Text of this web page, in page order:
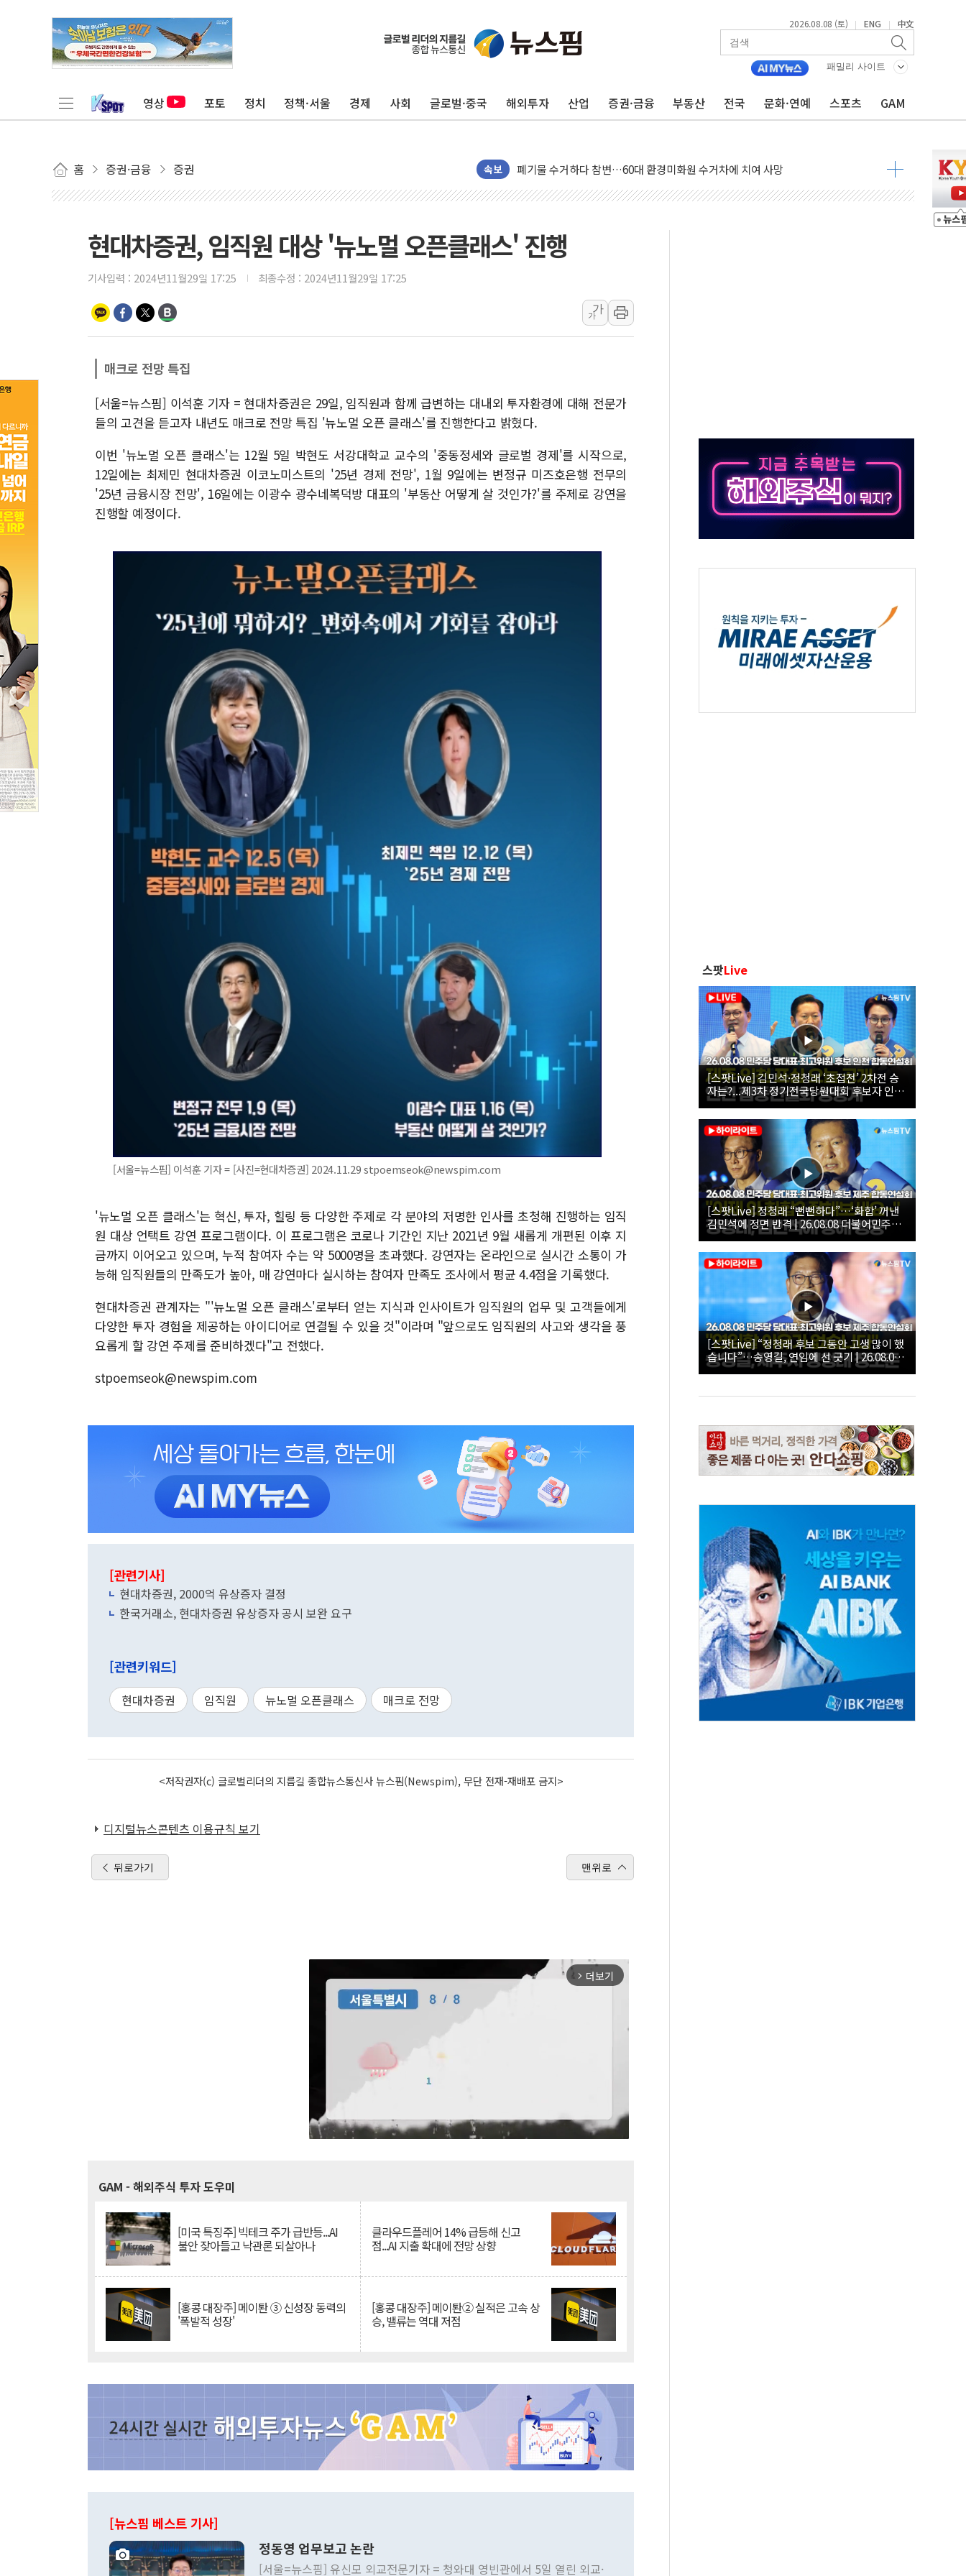
2026.08.08 (토) | ENG | 中文
패밀리 사이트
영상 포토 정치 정책·서울 경제 사회 글로벌·중국 해외투자 산업 증권·금융 부동산 전국 문화·연예 스포츠 GAM
홈 증권·금융 증권 속보
[속보] 민주, 인천 경선 결과 발표...김민석 45.09% 정청래 43.27% 송영길 11.63%
[속보] 민주, 제주 경선 결과 발표...김민석 52.64% 정청래 39.89% 송영길 7.47%
이번주 국내 주요 금융일정(8.10~8.14)
美, 이란전 출구전략 만지작…공습 한계·탄약 부족 현실화
폐기물 수거하다 참변…60대 환경미화원 수거차에 치여 사망
李대통령 "결혼 때문에 손해 보는 일 없게"…'결혼 페널티' 22개 과제 손본다
여수 오동도 인근 해상서 모터보트 전복…1명 사망·1명 실종
추미애, '위안부' 피해자 기림의 날 참석..."국제적 시민 연대로 목소리 내야"
'화합' 꺼낸 김민석에 '뻔뻔' 받아친 정청래…제주 연설서 신경전 고조
李대통령, ISA 개편 재검토 지시…與 "적극 환영"·野 "졸속 국정"
中 전방위 아파트 부양, 수도 베이징도 부동산 규제 철폐
인제 용대리 계곡서 수위 상승으로 피서객 7명 고립…전원 구조
동해시, 11~14일 '별똥별 멍' 운영…페르세우스 유성우 관측
강원 중·남부 동해안 시간당 50mm 이상 폭우…호우경보 발효
현대차증권, 임직원 대상 '뉴노멀 오픈클래스' 진행
기사입력 : 2024년11월29일 17:25 최종수정 : 2024년11월29일 17:25
가
가
매크로 전망 특집
[서울=뉴스핌] 이석훈 기자 = 현대차증권은 29일, 임직원과 함께 급변하는 대내외 투자환경에 대해 전문가
들의 고견을 듣고자 내년도 매크로 전망 특집 '뉴노멀 오픈 클래스'를 진행한다고 밝혔다.
이번 '뉴노멀 오픈 클래스'는 12월 5일 박현도 서강대학교 교수의 '중동정세와 글로벌 경제'를 시작으로,
12일에는 최제민 현대차증권 이코노미스트의 '25년 경제 전망', 1월 9일에는 변정규 미즈호은행 전무의
'25년 금융시장 전망', 16일에는 이광수 광수네복덕방 대표의 '부동산 어떻게 살 것인가?'를 주제로 강연을
진행할 예정이다.
[서울=뉴스핌] 이석훈 기자 = [사진=현대차증권] 2024.11.29 stpoemseok@newspim.com
'뉴노멀 오픈 클래스'는 혁신, 투자, 힐링 등 다양한 주제로 각 분야의 저명한 인사를 초청해 진행하는 임직
원 대상 언택트 강연 프로그램이다. 이 프로그램은 코로나 기간인 지난 2021년 9월 새롭게 개편된 이후 지
금까지 이어오고 있으며, 누적 참여자 수는 약 5000명을 초과했다. 강연자는 온라인으로 실시간 소통이 가
능해 임직원들의 만족도가 높아, 매 강연마다 실시하는 참여자 만족도 조사에서 평균 4.4점을 기록했다.
현대차증권 관계자는 "'뉴노멀 오픈 클래스'로부터 얻는 지식과 인사이트가 임직원의 업무 및 고객들에게
다양한 투자 경험을 제공하는 아이디어로 연결될 수 있을 것"이라며 "앞으로도 임직원의 사고와 생각을 풍
요롭게 할 강연 주제를 준비하겠다"고 전했다.
stpoemseok@newspim.com
[관련기사]
현대차증권, 2000억 유상증자 결정
한국거래소, 현대차증권 유상증자 공시 보완 요구
[관련키워드]
현대차증권 임직원 뉴노멀 오픈클래스 매크로 전망
<저작권자(c) 글로벌리더의 지름길 종합뉴스통신사 뉴스핌(Newspim), 무단 전재-재배포 금지>
디지털뉴스콘텐츠 이용규칙 보기
뒤로가기 맨위로
arrow_forward_ios 더보기
GAM - 해외주식 투자 도우미
[미국 특징주] 빅테크 주가 급반등...AI
불안 잦아들고 낙관론 되살아나
클라우드플레어 14% 급등해 신고
점...AI 지출 확대에 전망 상향
[홍콩 대장주] 메이퇀 ③ 신성장 동력의
'폭발적 성장'
[홍콩 대장주] 메이퇀② 실적은 고속 상
승, 밸류는 역대 저점
[뉴스핌 베스트 기사]
정동영 업무보고 논란
[서울=뉴스핌] 유신모 외교전문기자 = 청와대 영빈관에서 5일 열린 외교·
스팟Live
[스팟Live] 김민석·정청래 ‘초접전’ 2차전 승
자는?...제3차 정기전국당원대회 후보자 인천
합동연설회 생중계 | 26.08.08
[스팟Live] 정청래 “뻔뻔하다”…‘화합’ 꺼낸
김민석에 정면 반격 | 26.08.08 더불어민주당
당대표·최고위원 후보 제주 합동연설회
[스팟Live] “정청래 후보 그동안 고생 많이 했
습니다”…송영길, 연임에 선 긋기 | 26.08.08
더불어민주당 당대표·최고위원 후보 제주 합